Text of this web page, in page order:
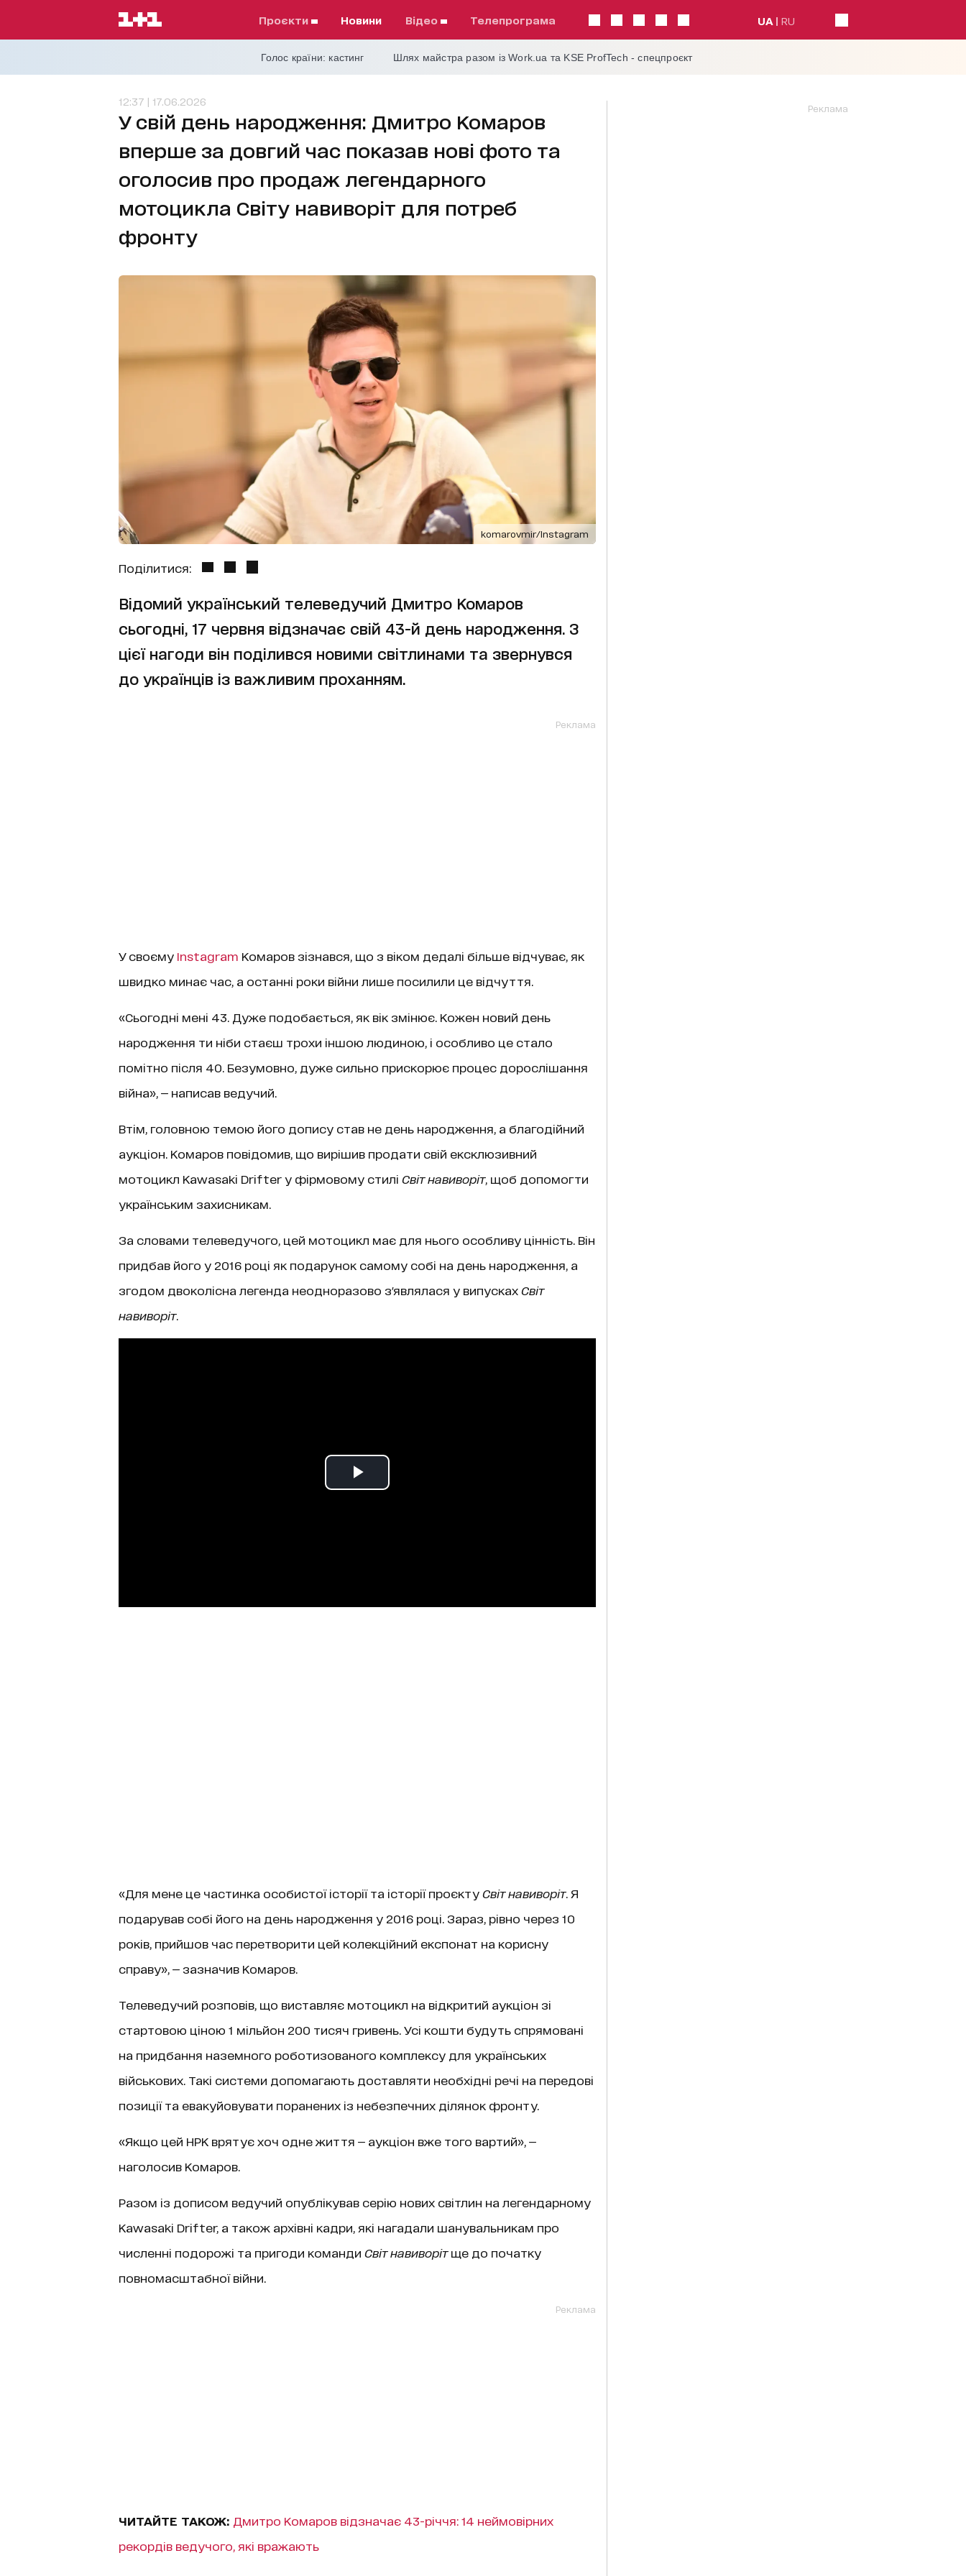
проєкти Новини відео телепрограма UA RU
Голос країни: кастинг Шлях майстра разом із Work.ua та KSE ProfTech - спецпроєкт
12:37 | 17.06.2026
У свій день народження: Дмитро Комаров
вперше за довгий час показав нові фото та
оголосив про продаж легендарного
мотоцикла Світу навиворіт для потреб
фронту
komarovmir/Instagram
Поділитися:
Відомий український телеведучий Дмитро Комаров
сьогодні, 17 червня відзначає свій 43-й день народження. З
цієї нагоди він поділився новими світлинами та звернувся
до українців із важливим проханням.
Реклама
У своєму Instagram Комаров зізнався, що з віком дедалі більше відчуває, як
швидко минає час, а останні роки війни лише посилили це відчуття.
«Сьогодні мені 43. Дуже подобається, як вік змінює. Кожен новий день
народження ти ніби стаєш трохи іншою людиною, і особливо це стало
помітно після 40. Безумовно, дуже сильно прискорює процес дорослішання
війна», — написав ведучий.
Втім, головною темою його допису став не день народження, а благодійний
аукціон. Комаров повідомив, що вирішив продати свій ексклюзивний
мотоцикл Kawasaki Drifter у фірмовому стилі Світ навиворіт, щоб допомогти
українським захисникам.
За словами телеведучого, цей мотоцикл має для нього особливу цінність. Він
придбав його у 2016 році як подарунок самому собі на день народження, а
згодом двоколісна легенда неодноразово з'являлася у випусках Світ
навиворіт.
«Для мене це частинка особистої історії та історії проєкту Світ навиворіт. Я
подарував собі його на день народження у 2016 році. Зараз, рівно через 10
років, прийшов час перетворити цей колекційний експонат на корисну
справу», — зазначив Комаров.
Телеведучий розповів, що виставляє мотоцикл на відкритий аукціон зі
стартовою ціною 1 мільйон 200 тисяч гривень. Усі кошти будуть спрямовані
на придбання наземного роботизованого комплексу для українських
військових. Такі системи допомагають доставляти необхідні речі на передові
позиції та евакуйовувати поранених із небезпечних ділянок фронту.
«Якщо цей НРК врятує хоч одне життя — аукціон вже того вартий», —
наголосив Комаров.
Разом із дописом ведучий опублікував серію нових світлин на легендарному
Kawasaki Drifter, а також архівні кадри, які нагадали шанувальникам про
численні подорожі та пригоди команди Світ навиворітще до початку
повномасштабної війни.
Реклама
ЧИТАЙТЕ ТАКОЖ: Дмитро Комаров відзначає 43-річчя: 14 неймовірних
рекордів ведучого, які вражають
Реклама